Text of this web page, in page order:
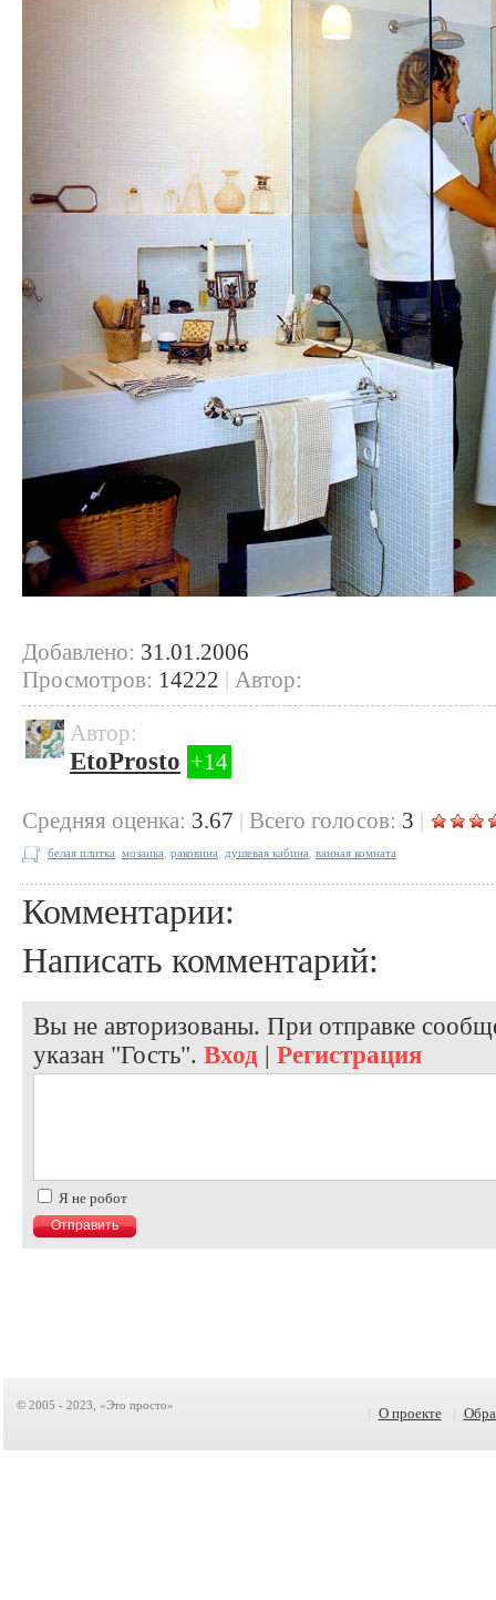
Добавлено: 31.01.2006
Просмотров: 14222 | Автор:
Автор:
EtoProsto +14
Cредняя оценка: 3.67 | Всего голосов: 3 |
белая плитка мозаика раковина душевая кабина ванная комната
Комментарии:
Написать комментарий:
Вы не авторизованы. При отправке
указан "Гость". Вход | Регистрация
Я не робот
© 2005 - 2023, «Это просто» О проекте